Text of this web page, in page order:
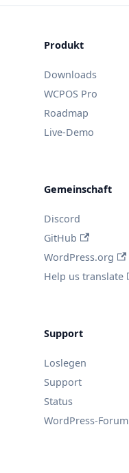
Produkt
Downloads
WCPOS Pro
Roadmap
Live-Demo
Gemeinschaft
Discord
GitHub
WordPress.org
Help us translate
Support
Loslegen
Support
Status
WordPress-Forum